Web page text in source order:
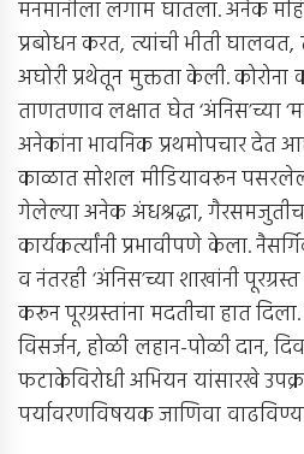
मनमानीला लगाम घातला. अनेक
प्रबोधन करत, त्यांची भीती घालवत,
अघोरी प्रथेतून मुक्तता केली.
ताणतणाव लक्षात घेत ‘अंनिस’च्या
अनेकांना भावनिक प्रथमोपचार देत
काळात सोशल मीडियावरून
गेलेल्या अनेक अंधश्रद्धा,
कार्यकर्त्यांनी प्रभावीपणे केला.
व नंतरही ‘अंनिस’च्या शाखांनी
करून पूरग्रस्तांना मदतीचा हात
विसर्जन, होळी लहान-पोळी दान,
फटाकेविरोधी अभियन यांसारखे
पर्यावरणविषयक जाणिवा